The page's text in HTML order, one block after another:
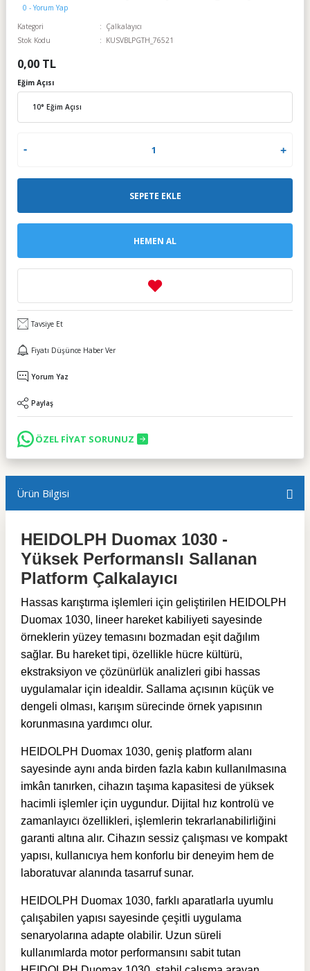
0 - Yorum Yap
Kategori
Çalkalayıcı
Stok Kodu
KUSVBLPGTH_76521
0,00 TL
Eğim Açısı
SEPETE EKLE
HEMEN AL
Tavsiye Et
Fiyatı Düşünce Haber Ver
Yorum Yaz
Paylaş
ÖZEL FİYAT SORUNUZ
Ürün Bilgisi
HEIDOLPH Duomax 1030 -
Yüksek Performanslı Sallanan
Platform Çalkalayıcı
Hassas karıştırma işlemleri için geliştirilen HEIDOLPH
Duomax 1030, lineer hareket kabiliyeti sayesinde
örneklerin yüzey temasını bozmadan eşit dağılım
sağlar. Bu hareket tipi, özellikle hücre kültürü,
ekstraksiyon ve çözünürlük analizleri gibi hassas
uygulamalar için idealdir. Sallama açısının küçük ve
dengeli olması, karışım sürecinde örnek yapısının
korunmasına yardımcı olur.
HEIDOLPH Duomax 1030, geniş platform alanı
sayesinde aynı anda birden fazla kabın kullanılmasına
imkân tanırken, cihazın taşıma kapasitesi de yüksek
hacimli işlemler için uygundur. Dijital hız kontrolü ve
zamanlayıcı özellikleri, işlemlerin tekrarlanabilirliğini
garanti altına alır. Cihazın sessiz çalışması ve kompakt
yapısı, kullanıcıya hem konforlu bir deneyim hem de
laboratuvar alanında tasarruf sunar.
HEIDOLPH Duomax 1030, farklı aparatlarla uyumlu
çalışabilen yapısı sayesinde çeşitli uygulama
senaryolarına adapte olabilir. Uzun süreli
kullanımlarda motor performansını sabit tutan